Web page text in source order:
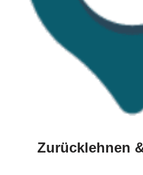
Zurücklehnen